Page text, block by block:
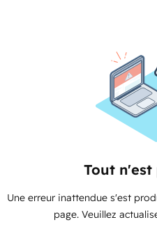
Tout n'est
Une erreur inattendue s'est
page. Veuillez